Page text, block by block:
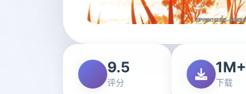
9.5
评分
1M+
下载